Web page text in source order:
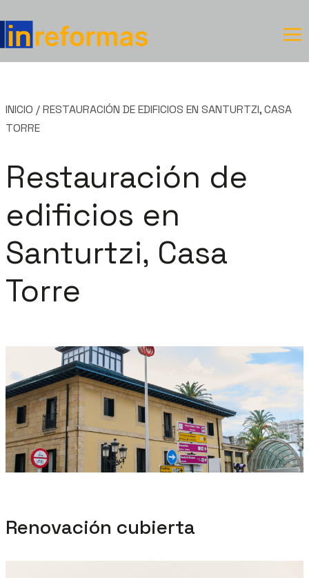
al
contenido
INICIO /RESTAURACIÓN DE EDIFICIOS EN SANTURTZI, CASA
TORRE
Restauración de
edificios en
Santurtzi, Casa
Torre
Renovación cubierta